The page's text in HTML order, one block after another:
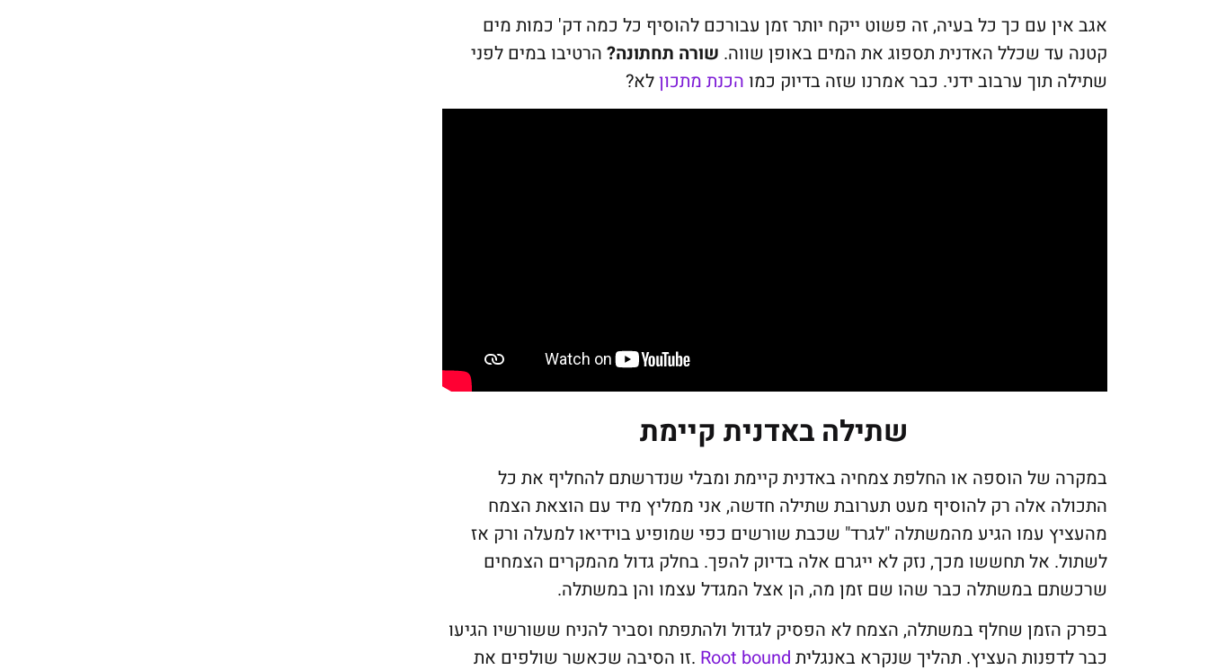
אגב אין עם כך כל בעיה, זה פשוט ייקח יותר זמן עבורכם להוסיף כל כמה דק' כמות מים
קטנה עד שכלל האדנית תספוג את המים באופן שווה. שורה תחתונה? הרטיבו במים לפני
שתילה תוך ערבוב ידני. כבר אמרנו שזה בדיוק כמו הכנת מתכוןלא?
שתילה באדנית קיימת
במקרה של הוספה או החלפת צמחיה באדנית קיימת ומבלי שנדרשתם להחליף את כל
התכולה אלה רק להוסיף מעט תערובת שתילה חדשה, אני ממליץ מיד עם הוצאת הצמח
מהעציץ עמו הגיע מהמשתלה "לגרד" שכבת שורשים כפי שמופיע בוידיאו למעלה ורק אז
לשתול. אל תחששו מכך, נזק לא ייגרם אלה בדיוק להפך. בחלק גדול מהמקרים הצמחים
שרכשתם במשתלה כבר שהו שם זמן מה, הן אצל המגדל עצמו והן במשתלה.
בפרק הזמן שחלף במשתלה, הצמח לא הפסיק לגדול ולהתפתח וסביר להניח ששורשיו הגיעו
כבר לדפנות העציץ. תהליך שנקרא באנגלית Root bound .זו הסיבה שכאשר שולפים את